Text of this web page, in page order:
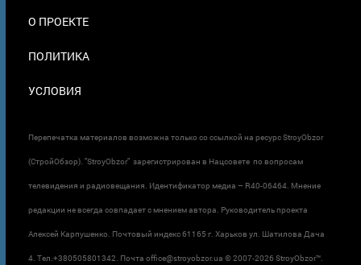
О ПРОЕКТЕ
ПОЛИТИКА
УСЛОВИЯ
Перепечатка материалов возможна только со ссылкой на ресурс StroyObzor
(СтройОбзор). "StroyObzor" зарегистрирован в Нацсовете по вопросам
телевидения и радиовещания. Идентификатор медиа – R40-06464. Мнение
редакции не всегда совпадает с мнением автора. Руководитель проекта
Алексей Карпушенко. Почтовый индекс 61165 г. Харьков ул. Шатилова Дача
4. Тел.+380505801342. Почта office@stroyobzor.ua © 2007-2026 StroyObzor™.